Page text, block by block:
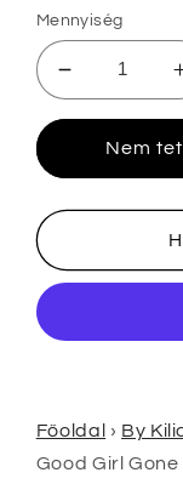
Mennyiség
Kilian
Good
Gone
1,5ml
fl.
parfüm
teszter
Nem
Főoldal › By
Good Girl